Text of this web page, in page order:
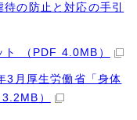
の防止と対応の手引
ト （PDF 4.0MB）
3月厚生労働省「身体
）